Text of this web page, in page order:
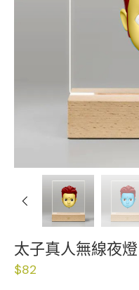
Previous
太子真人無線夜
$82